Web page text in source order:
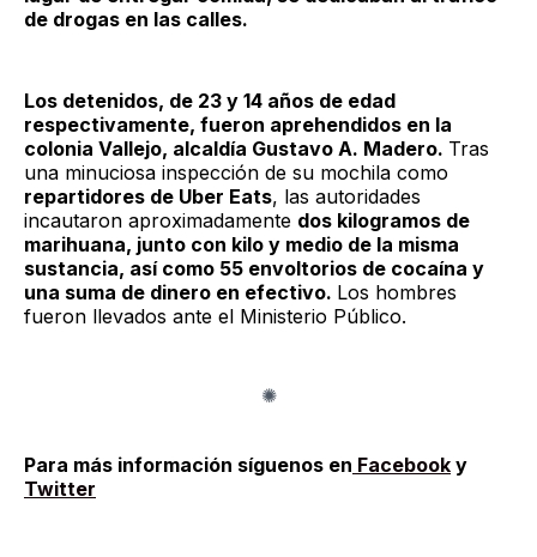
de drogas en las calles.
Los detenidos, de 23 y 14 años de edad
respectivamente, fueron aprehendidos en la
colonia Vallejo, alcaldía Gustavo A. Madero. Tras
una minuciosa inspección de su mochila como
repartidores de Uber Eats, las autoridades
incautaron aproximadamente dos kilogramos de
marihuana, junto con kilo y medio de la misma
sustancia, así como 55 envoltorios de cocaína y
una suma de dinero en efectivo. Los hombres
fueron llevados ante el Ministerio Público.
Para más información síguenos en Facebook y
Twitter